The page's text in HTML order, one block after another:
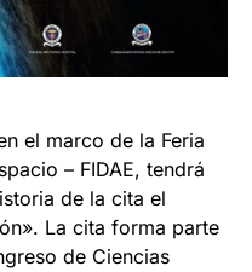
el marco de la Feria
– FIDAE, tendrá
de la cita el
La cita forma parte
de Ciencias